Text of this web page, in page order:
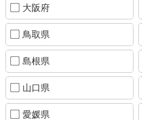
大阪府
鳥取県
島根県
山口県
愛媛県